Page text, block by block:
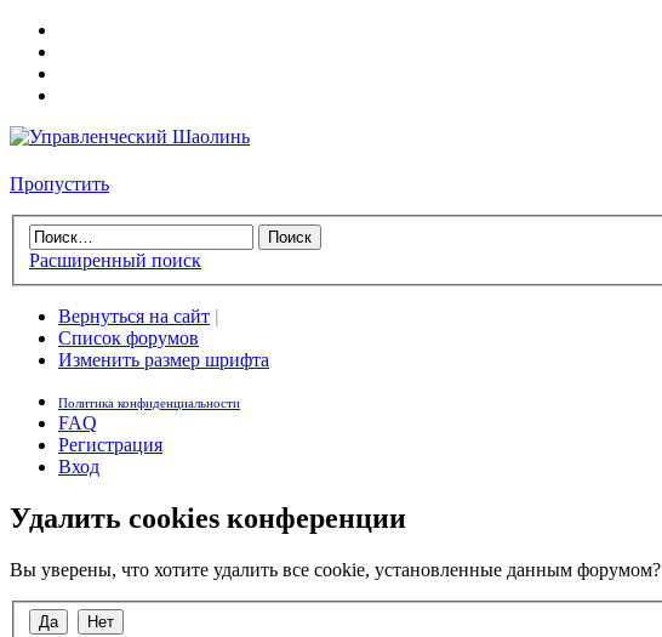
Пропустить
Расширенный поиск
Вернуться на сайт |
Список форумов
Изменить размер шрифта
Политика конфиденциальности
FAQ
Регистрация
Вход
Удалить cookies конференции
Вы уверены, что хотите удалить все cookie, установленные данным форумом?